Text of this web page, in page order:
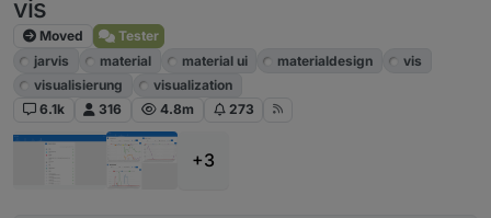
vis
Moved
Tester
jarvis
material material ui materialdesign
vis
visualisierung
visualization
6.1k
316 4.8m 273
+3